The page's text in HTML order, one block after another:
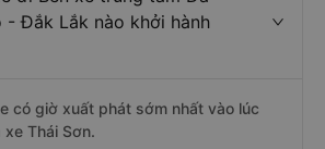
- Đắk Lắk nào khởi hành
có giờ xuất phát sớm nhất vào lúc
Thái Sơn.